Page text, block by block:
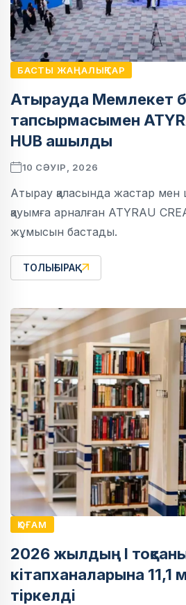
БАСТЫ ЖАҢАЛЫҚТАР
Атырауда Мемлекет
тапсырмасымен
HUB ашылды
10 СӘУІР, 2026
Атырау қаласында жастар
қауымға арналған ATYRAU
жұмысын бастады.
ТОЛЫҒЫРАҚ
ҚОҒАМ
2026 жылдың I
кітапханаларына 11,1
тіркелді